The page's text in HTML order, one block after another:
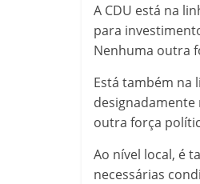
A CDU está na
para
Nenhuma outra
Está também na
outra força
Ao nível local, é
necessárias